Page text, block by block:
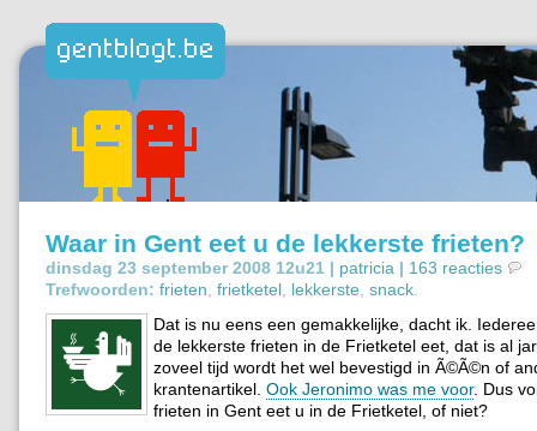
Waar in Gent eet u de lekkerste frieten?
dinsdag 23 september 2008 12u21 | patricia | 163 reacties
Trefwoorden: frieten frietketel lekkerste snack
Dat is nu eens een gemakkelijke, dacht ik.
de lekkerste frieten in de Frietketel eet, dat is al
zoveel tijd wordt het wel bevestigd in Ã©Ã©n of
krantenartikel. Ook Jeronimo was me voor. Dus
frieten in Gent eet u in de Frietketel, of niet?